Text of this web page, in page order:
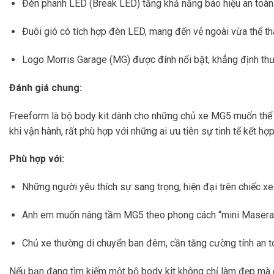
Đèn phanh LED (Break LED) tăng khả năng báo hiệu an
Đuôi gió có tích hợp đèn LED, mang đến vẻ ngoài vừa thể
Logo Morris Garage (MG) được đính nổi bật, khẳng định
Đánh giá chung:
Freeform là bộ body kit dành cho những chủ xe MG5 muốn
khi vận hành, rất phù hợp với những ai ưu tiên sự tinh tế kết
Phù hợp với:
Những người yêu thích sự sang trọng, hiện đại trên chiếc
Anh em muốn nâng tầm MG5 theo phong cách “mini
Chủ xe thường di chuyển ban đêm, cần tăng cường tính an
Nếu bạn đang tìm kiếm một bộ body kit không chỉ làm đẹp